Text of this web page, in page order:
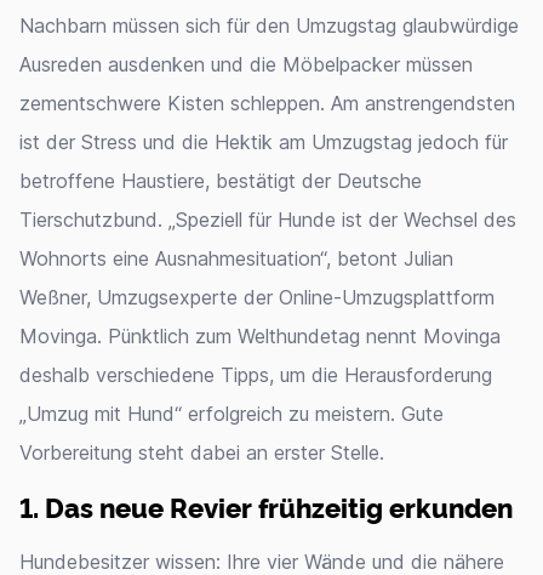
Nachbarn müssen sich für den Umzugstag glaubwürdige
Ausreden ausdenken und die Möbelpacker müssen
zementschwere Kisten schleppen. Am anstrengendsten
ist der Stress und die Hektik am Umzugstag jedoch für
betroffene Haustiere, bestätigt der Deutsche
Tierschutzbund. „Speziell für Hunde ist der Wechsel des
Wohnorts eine Ausnahmesituation“, betont Julian
Weßner, Umzugsexperte der Online-Umzugsplattform
Movinga. Pünktlich zum Welthundetag nennt Movinga
deshalb verschiedene Tipps, um die Herausforderung
„Umzug mit Hund“ erfolgreich zu meistern. Gute
Vorbereitung steht dabei an erster Stelle.
1. Das neue Revier frühzeitig erkunden
Hundebesitzer wissen: Ihre vier Wände und die nähere